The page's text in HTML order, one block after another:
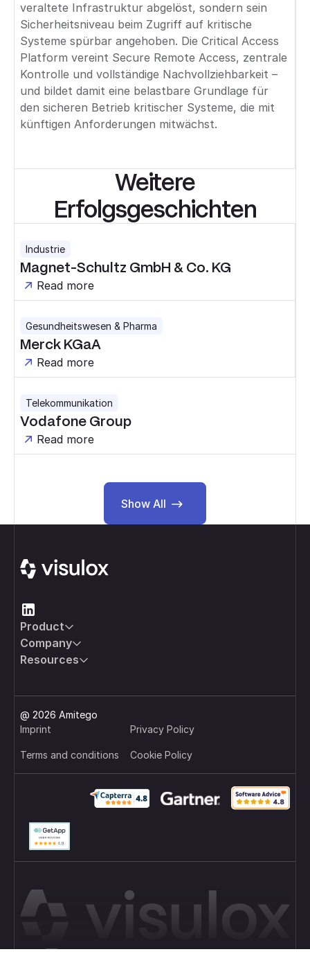
veraltete Infrastruktur abgelöst, sondern sein
Sicherheitsniveau beim Zugriff auf kritische
Systeme spürbar angehoben. Die Critical Access
Platform vereint Secure Remote Access, zentrale
Kontrolle und vollständige Nachvollziehbarkeit –
und bildet damit eine belastbare Grundlage für
den sicheren Betrieb kritischer Systeme, die mit
künftigen Anforderungen mitwächst.
Weitere
Erfolgsgeschichten
Industrie
Magnet-Schultz GmbH & Co. KG
Read more
Gesundheitswesen & Pharma
Merck KGaA
Read more
Telekommunikation
Vodafone Group
Read more
Show All
Product
Company
Resources
@ 2026 Amitego
Imprint
Privacy Policy
Terms and conditions Cookie Policy